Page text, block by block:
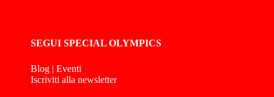
SEGUI SPECIAL OLYMPICS
Blog | Eventi
Iscriviti alla newsletter